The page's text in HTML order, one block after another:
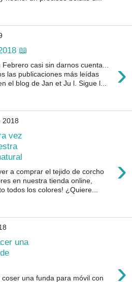
📖
›
casi sin darnos cuenta...
las publicaciones más leídas
el blog de Jan et Ju l. Sigue l...
2018
vez
›
a comprar el tejido de corcho
en nuestra tienda online,
todos los colores! ¿Quiere...
una
›
una funda para móvil con